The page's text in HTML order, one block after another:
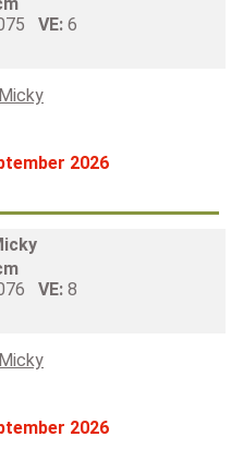
VE: 6
2026
VE: 8
2026